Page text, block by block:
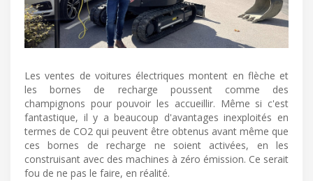
Les ventes de voitures électriques montent en flèche et
les bornes de recharge poussent comme des
champignons pour pouvoir les accueillir. Même si c'est
fantastique, il y a beaucoup d'avantages inexploités en
termes de CO2 qui peuvent être obtenus avant même que
ces bornes de recharge ne soient activées, en les
construisant avec des machines à zéro émission. Ce serait
fou de ne pas le faire, en réalité.